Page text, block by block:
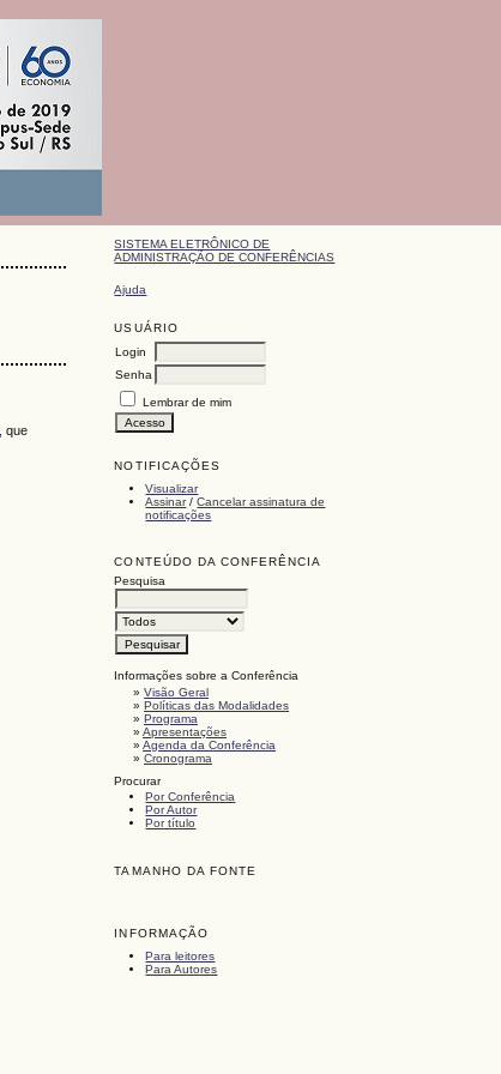
SISTEMA ELETRÔNICO DE
ADMINISTRAÇÃO DE CONFERÊNCIAS
Ajuda
USUÁRIO
Login
Senha
Lembrar de mim
NOTIFICAÇÕES
Visualizar
Assinar/Cancelar assinatura de
notificações
CONTEÚDO DA CONFERÊNCIA
Pesquisa
Informações sobre a Conferência
»Visão Geral
»Políticas das Modalidades
»Programa
»Apresentações
»Agenda da Conferência
»Cronograma
Procurar
Por Conferência
Por Autor
Por título
TAMANHO DA FONTE
INFORMAÇÃO
Para leitores
Para Autores
, que